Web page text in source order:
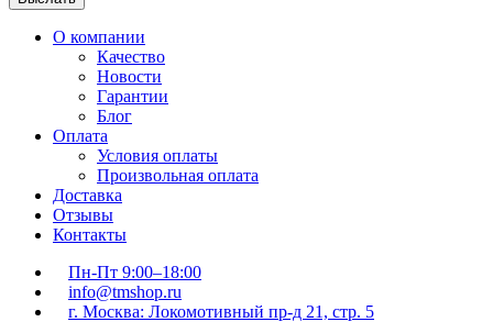
О компании
Качество
Новости
Гарантии
Блог
Оплата
Условия оплаты
Произвольная оплата
Доставка
Отзывы
Контакты
Пн-Пт 9:00–18:00
info@tmshop.ru
г. Москва: Локомотивный пр-д 21, стр. 5